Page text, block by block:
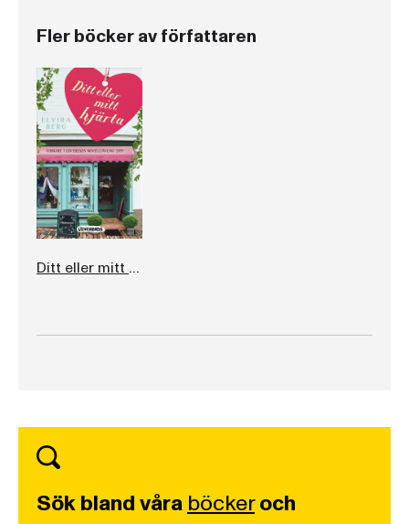
Fler böcker av författaren
Ditt eller mitt hjärta
Sök bland våra böckeroch